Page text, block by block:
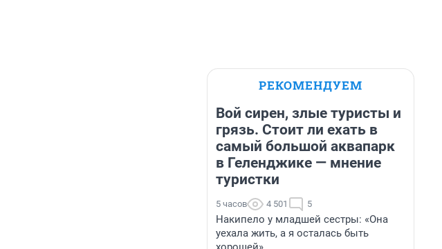
РЕКОМЕНДУЕМ
Вой сирен, злые туристы и
грязь. Стоит ли ехать в
самый большой аквапарк
в Геленджике — мнение
туристки
5 часов 4 501 5
Накипело у младшей сестры: «Она
уехала жить, а я осталась быть